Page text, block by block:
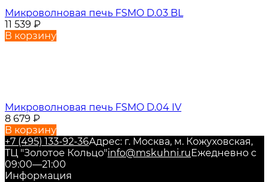
Микроволновая печь FSMO D.03 BL
11 539 ₽
В корзину
Микроволновая печь FSMO D.04 IV
8 679 ₽
В корзину
+7 (495) 133-92-36Адрес: г. Москва, м. Кожуховская,
ТЦ "Золотое Кольцо"info@mskuhni.ruЕжедневно с
09:00—21:00
Информация